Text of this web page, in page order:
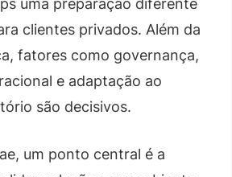
uma preparação diferente
clientes privados. Além da
fatores como governança,
e adaptação ao
são decisivos.
um ponto central é a